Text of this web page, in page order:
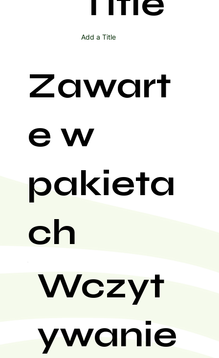
Add a Title
Zawart
e w
pakieta
ch
Wczyt
ywanie